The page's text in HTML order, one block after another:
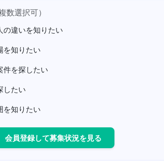
数選択可）
の違いを知りたい
を知りたい
件を探したい
したい
を知りたい
会員登録して募集状況を見る